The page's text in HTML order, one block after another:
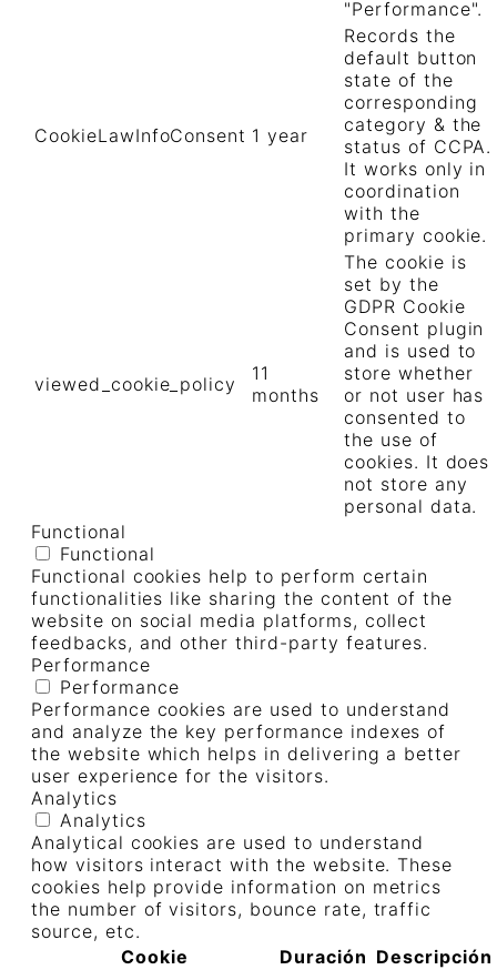
"Performance".
CookieLawInfoConsent 1 year
Records the
default button
state of the
corresponding
category & the
status of CCPA.
It works only in
coordination
with the
primary cookie.
viewed_cookie_policy
11
months
The cookie is
set by the
GDPR Cookie
Consent plugin
and is used to
store whether
or not user has
consented to
the use of
cookies. It does
not store any
personal data.
Functional
Functional
Functional cookies help to perform certain
functionalities like sharing the content of the
website on social media platforms, collect
feedbacks, and other third-party features.
Performance
Performance
Performance cookies are used to understand
and analyze the key performance indexes of
the website which helps in delivering a better
user experience for the visitors.
Analytics
Analytics
Analytical cookies are used to understand
how visitors interact with the website. These
cookies help provide information on metrics
the number of visitors, bounce rate, traffic
source, etc.
Cookie
Duración Descripción